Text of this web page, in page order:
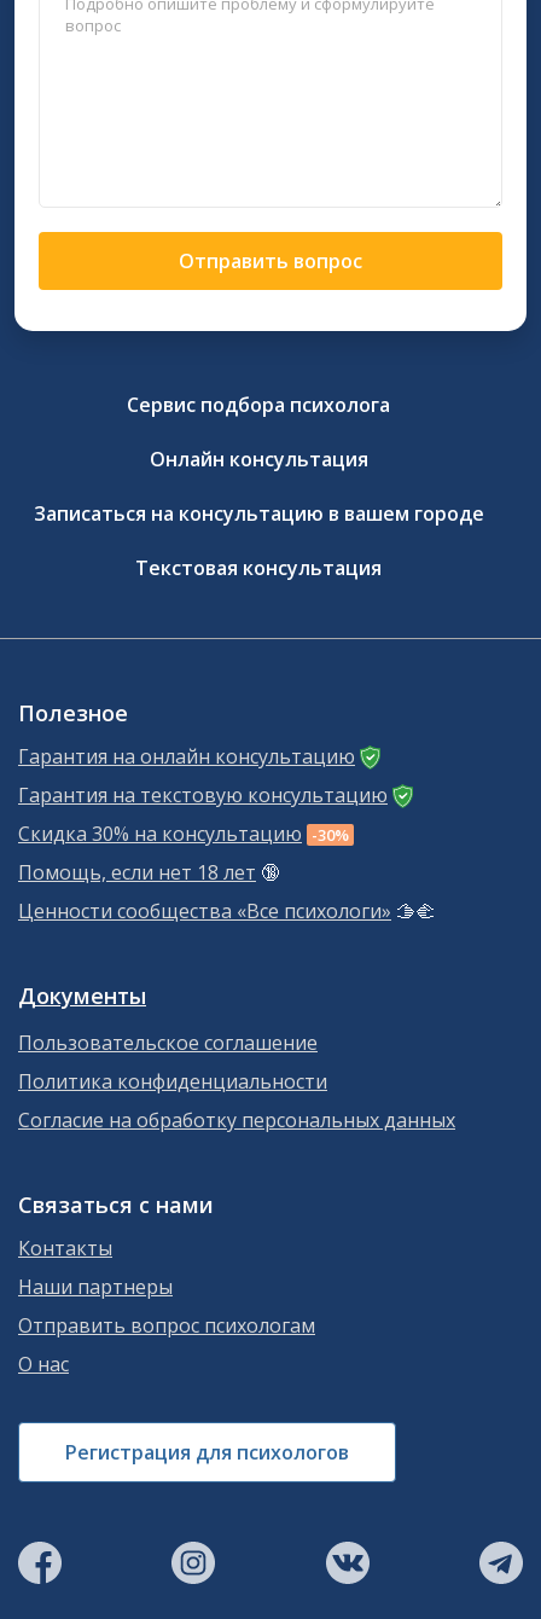
Отправить вопрос
Сервис подбора психолога
Онлайн консультация
Записаться на консультацию в вашем городе
Текстовая консультация
Полезное
Гарантия на онлайн консультацию
Гарантия на текстовую консультацию
Скидка 30% на консультацию -30%
Помощь, если нет 18 лет 🔞
Ценности сообщества «Все психологи» 🫱‍🫲
Документы
Пользовательское соглашение
Политика конфиденциальности
Согласие на обработку персональных данных
Связаться с нами
Контакты
Наши партнеры
Отправить вопрос психологам
О нас
Регистрация для психологов